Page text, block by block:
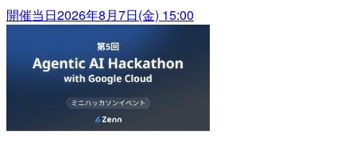
開催当日2026年8月7日(金) 15:00